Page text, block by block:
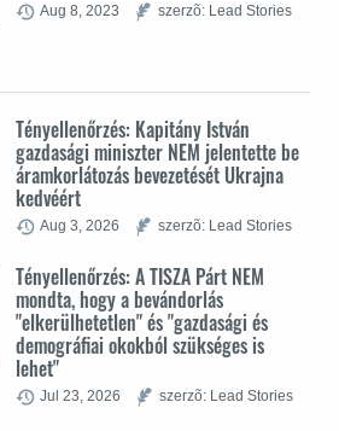
Aug 8, 2023 szerzõ: Lead Stories
Tényellenőrzés: Kapitány István
gazdasági miniszter NEM jelentette be
áramkorlátozás bevezetését Ukrajna
kedvéért
Aug 3, 2026 szerzõ: Lead Stories
Tényellenőrzés: A TISZA Párt NEM
mondta, hogy a bevándorlás
"elkerülhetetlen" és "gazdasági és
demográfiai okokból szükséges is
lehet"
Jul 23, 2026 szerzõ: Lead Stories